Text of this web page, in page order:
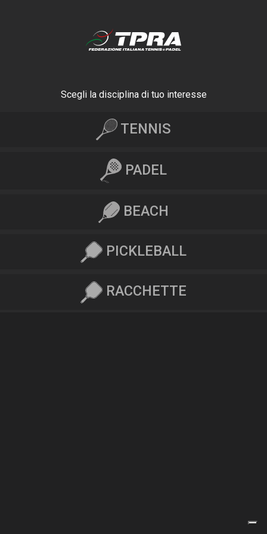
Scegli la disciplina di tuo interesse
TENNIS
PADEL
BEACH
PICKLEBALL
RACCHETTE